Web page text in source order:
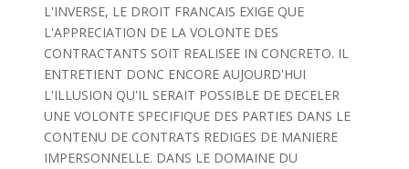
L'INVERSE, LE DROIT FRANCAIS EXIGE QUE
L'APPRECIATION DE LA VOLONTE DES
CONTRACTANTS SOIT REALISEE IN CONCRETO. IL
ENTRETIENT DONC ENCORE AUJOURD'HUI
L'ILLUSION QU'IL SERAIT POSSIBLE DE DECELER
UNE VOLONTE SPECIFIQUE DES PARTIES DANS LE
CONTENU DE CONTRATS REDIGES DE MANIERE
IMPERSONNELLE. DANS LE DOMAINE DU